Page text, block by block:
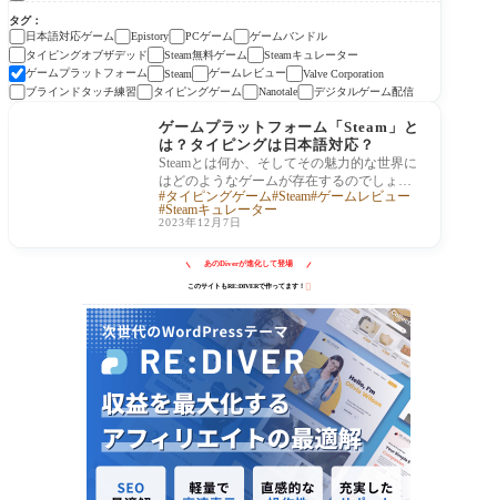
タグ
日本語対応ゲーム
Epistory PCゲーム
ゲームバンドル
タイピングオブザデッド
Steam無料ゲーム
Steamキュレーター
ゲームプラットフォーム
Steam ゲームレビュー
Valve Corporation
ブラインドタッチ練習
タイピングゲーム Nanotale デジタルゲーム配信
データ処理
ゲームプラットフォーム「Steam」と
は？タイピングは日本語対応？
Steamとは何か、そしてその魅力的な世界に
はどのようなゲームが存在するのでしょう
か？この記事では、Valve Corporationによっ
て開発さ
タイピングゲーム Steam ゲームレビュー
Steamキュレーター
2023年12月7日
あのDiverが進化して登場
このサイトもRE:DIVERで作ってます！ 